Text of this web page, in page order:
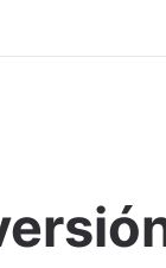
Adjuntar imagen